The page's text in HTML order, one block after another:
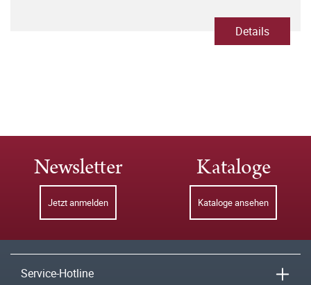
Details
Newsletter
Jetzt anmelden
Kataloge
Kataloge ansehen
Service-Hotline